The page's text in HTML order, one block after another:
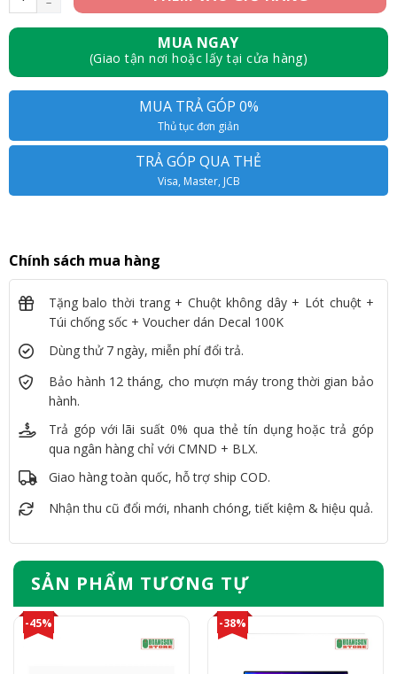
25.990.000 ₫.
MUA NGAY
(Giao tận nơi hoặc lấy tại cửa hàng)
MUA TRẢ GÓP 0%
Thủ tục đơn giản
TRẢ GÓP QUA THẺ
Visa, Master, JCB
Chính sách mua hàng
Tặng balo thời trang + Chuột không dây + Lót chuột +
Túi chống sốc + Voucher dán Decal 100K
Dùng thử 7 ngày, miễn phí đổi trả.
Bảo hành 12 tháng, cho mượn máy trong thời gian bảo
hành.
Trả góp với lãi suất 0% qua thẻ tín dụng hoặc trả góp
qua ngân hàng chỉ với CMND + BLX.
Giao hàng toàn quốc, hỗ trợ ship COD.
Nhận thu cũ đổi mới, nhanh chóng, tiết kiệm & hiệu quả.
SẢN PHẨM TƯƠNG TỰ
-45% -38%